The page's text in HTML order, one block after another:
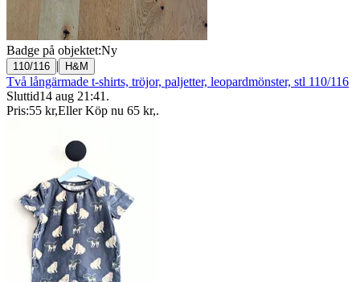
Badge på objektet:Ny
110/116 | H&M
Två långärmade t-shirts, tröjor, paljetter, leopardmönster, stl 110/116
Sluttid14 aug 21:41 .
Pris:55 kr,Eller Köp nu 65 kr,.